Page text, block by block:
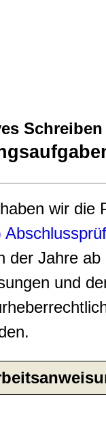
wir
der Jahre
und